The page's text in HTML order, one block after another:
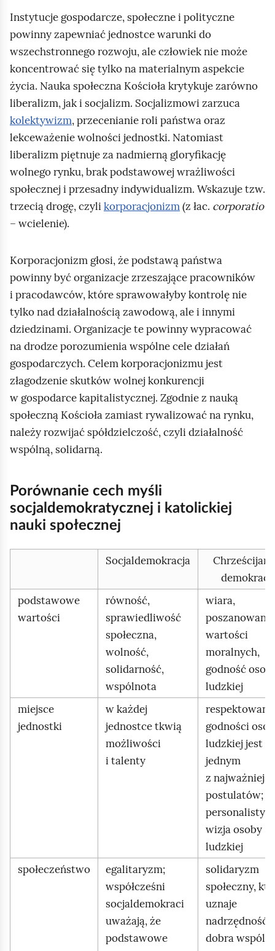
Instytucje gospodarcze, społeczne i polityczne
powinny zapewniać jednostce warunki do
wszechstronnego rozwoju, ale człowiek nie może
koncentrować się tylko na materialnym aspekcie
życia. Nauka społeczna Kościoła krytykuje zarówno
liberalizm, jak i socjalizm. Socjalizmowi zarzuca
kolektywizm, przecenianie roli państwa oraz
lekceważenie wolności jednostki. Natomiast
liberalizm piętnuje za nadmierną gloryfikację
wolnego rynku, brak podstawowej wrażliwości
społecznej i przesadny indywidualizm. Wskazuje tzw.
trzecią drogę, czylikorporacjonizm(z łac. corporatio
– wcielenie).
Korporacjonizm głosi, że podstawą państwa
powinny być organizacje zrzeszające pracowników
i pracodawców, które sprawowałyby kontrolę nie
tylko nad działalnością zawodową, ale i innymi
dziedzinami. Organizacje te powinny wypracować
na drodze porozumienia wspólne cele działań
gospodarczych. Celem korporacjonizmu jest
złagodzenie skutków wolnej konkurencji
w gospodarce kapitalistycznej. Zgodnie z nauką
społeczną Kościoła zamiast rywalizować na rynku,
należy rozwijać spółdzielczość, czyli działalność
wspólną, solidarną.
Porównanie cech myśli
socjaldemokratycznej i katolickiej
nauki społecznej
Socjaldemokracja
podstawowe
wartości
równość,
sprawiedliwość
społeczna,
wolność,
solidarność,
wspólnota
wiara,
poszanowanie
wartości
moralnych,
godność
ludzkiej
miejsce
jednostki
w każdej
jednostce tkwią
możliwości
i talenty
godności
ludzkiej jest
jednym
z
postulatów;
wizja osoby
ludzkiej
społeczeństwo
egalitaryzm;
współcześni
socjaldemokraci
uważają, że
podstawowe
solidaryzm
społeczny,
uznaje
nadrzędność
dobra